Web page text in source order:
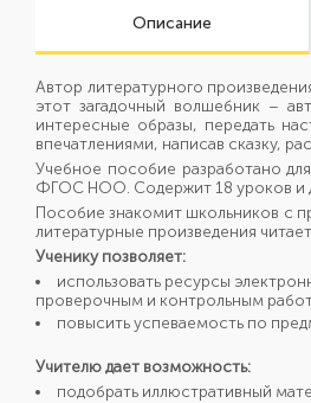
Описание
Автор литературного
этот загадочный волшебник –
интересные образы, передать
впечатлениями, написав сказку,
Учебное пособие разработано
ФГОС НОО. Содержит 18 уроков и
Пособие знакомит школьников с
литературные произведения
Ученику позволяет:
использовать ресурсы
проверочным и контрольным
повысить успеваемость по
Учителю дает возможность:
подобрать иллюстративный